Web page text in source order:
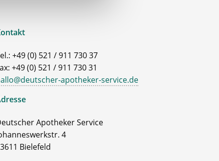
+49 (0) 521 / 911 730 37
+49 (0) 521 / 911 730 31
apotheker-service.de
Apotheker Service
4
Bielefeld